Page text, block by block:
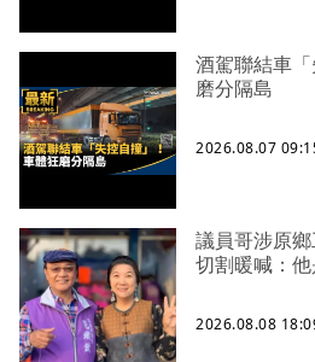
酒駕聯結車
磨分隔島
2026.08.07
議員哥涉原
切割暖喊：
2026.08.08